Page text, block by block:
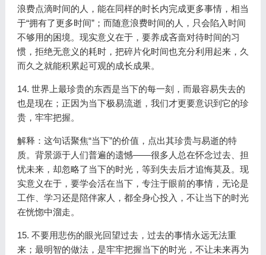
浪费点滴时间的人，能在同样的时长内完成更多事情，相当
于“拥有了更多时间”；而随意浪费时间的人，只会陷入时间
不够用的困境。现实意义在于，要养成吝啬对待时间的习
惯，拒绝无意义的耗时，把碎片化时间也充分利用起来，久
而久之就能积累起可观的成长成果。
14. 世界上最珍贵的东西是当下的每一刻，而最容易失去的
也是现在；正因为当下极易流逝，我们才更要意识到它的珍
贵，牢牢把握。
解释：这句话聚焦“当下”的价值，点出其珍贵与易逝的特
质。背景源于人们普遍的遗憾——很多人总在怀念过去、担
忧未来，却忽略了当下的时光，等到失去后才追悔莫及。现
实意义在于，要学会活在当下，专注于眼前的事情，无论是
工作、学习还是陪伴家人，都全身心投入，不让当下的时光
在恍惚中溜走。
15. 不要用悲伤的眼光回望过去，过去的事情永远无法重
来；最明智的做法，是牢牢把握当下的时光，不让未来再为